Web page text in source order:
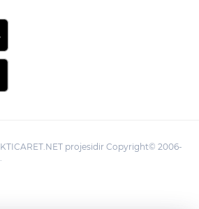
projesidir Copyright© 2006-